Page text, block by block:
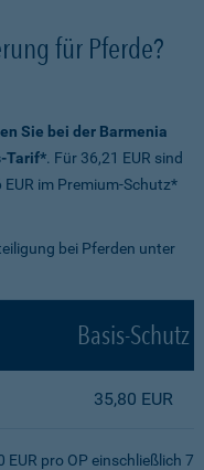
für Pferde?
Sie bei der Barmenia
Tarif*. Für 36,21 EUR sind
im Premium-Schutz*
bei Pferden unter
Basis-Schutz
35,80 EUR
pro OP einschließlich 7